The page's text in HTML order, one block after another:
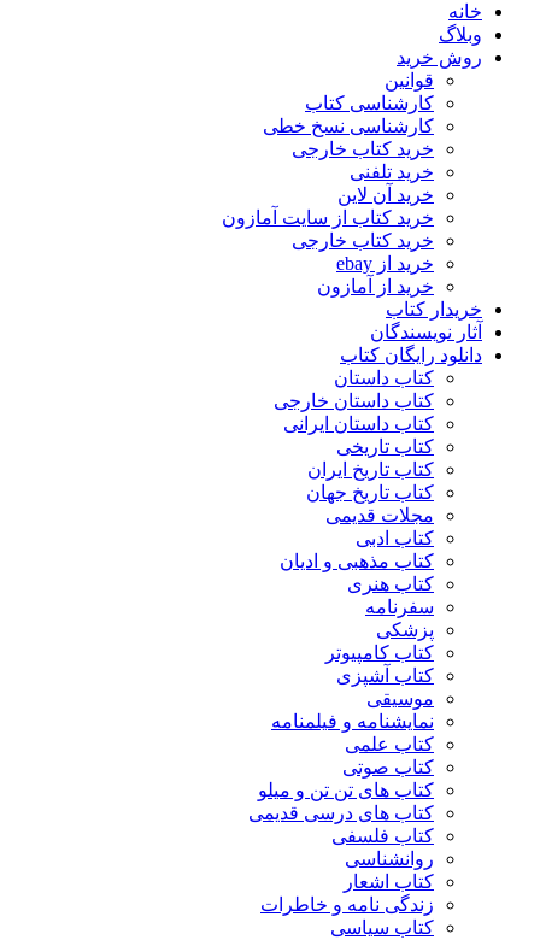
خانه
وبلاگ
روش خرید
قوانین
کارشناسی کتاب
کارشناسی نسخ خطی
خرید کتاب خارجی
خرید تلفنی
خرید آن لاین
خرید کتاب از سایت آمازون
خرید کتاب خارجی
خرید از ebay
خرید از آمازون
خریدار کتاب
آثار نویسندگان
دانلود رایگان کتاب
کتاب داستان
کتاب داستان خارجی
کتاب داستان ایرانی
کتاب تاریخی
کتاب تاریخ ایران
کتاب تاریخ جهان
مجلات قدیمی
کتاب ادبی
کتاب مذهبی و ادیان
کتاب هنری
سفرنامه
پزشکی
کتاب کامپیوتر
کتاب آشپزی
موسیقی
نمایشنامه و فیلمنامه
کتاب علمی
کتاب صوتی
کتاب های تن تن و میلو
کتاب های درسی قدیمی
کتاب فلسفی
روانشناسی
کتاب اشعار
زندگی نامه و خاطرات
کتاب سیاسی